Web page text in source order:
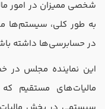
شخصی ممیزان در امور
به طور کلی، سیستم‌ها
در حسابرسی‌ها داشته
مالیات‌های مستقیم